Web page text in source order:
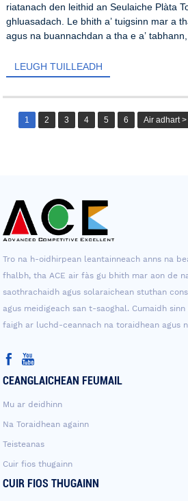
riatanach den leithid an Seulaiche Plàta
ghluasadach. Le bhith a’ tuigsinn mar a
agus na buannachdan a tha e a’
LEUGH TUILLEADH
1 2 3 4 5 6 Air adhart >
Tro na h-oidhirpean leantainneach anns na
fhalbh, tha ACE air fàs gu bhith mar aon de
saothrachaidh agus solaraichean stuthan
agus meidigeach san t-saoghal. Cumaidh
faigh ar luchd-ceannach na toraidhean agus
CEANGLAICHEAN FEUMAIL
Mu ar deidhinn
Na Toraidhean againn
Teisteanas
Cuir fios thugainn
CUIR FIOS THUGAINN